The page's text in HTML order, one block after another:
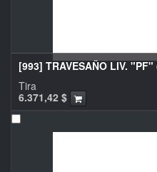
[993] TRAVESAÑO LIV. "PF"
6.371,42 $
Tira